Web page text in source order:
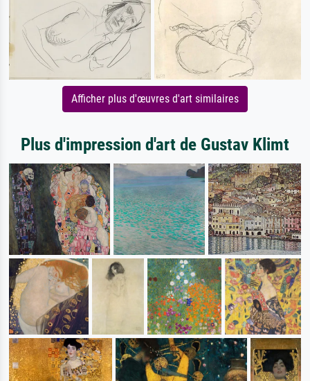
Afficher plus d'œuvres d'art similaires
Plus d'impression d'art de Gustav Klimt